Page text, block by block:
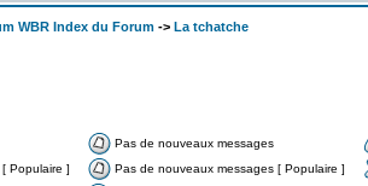
WBR Index du Forum -> La tchatche
Pas de nouveaux messages
Populaire ]
Pas de nouveaux messages [ Populaire ]